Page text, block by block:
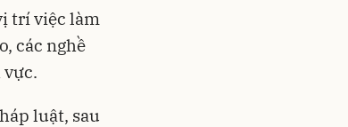
trí việc làm
các nghề
luật, sau